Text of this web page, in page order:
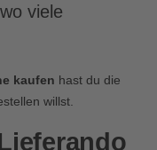
viele
kaufen hast du die
willst.